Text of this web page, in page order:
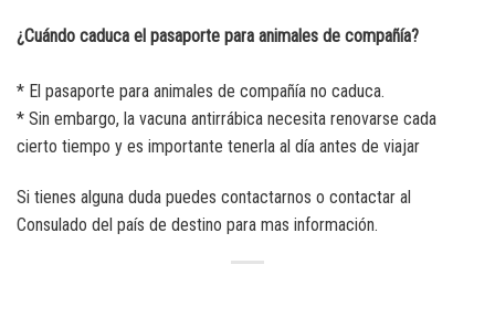
¿Cuándo caduca el pasaporte para animales de compañía?
* El pasaporte para animales de compañía no caduca.
* Sin embargo, la vacuna antirrábica necesita renovarse cada
cierto tiempo y es importante tenerla al día antes de viajar
Si tienes alguna duda puedes contactarnos o contactar al
Consulado del país de destino para mas información.